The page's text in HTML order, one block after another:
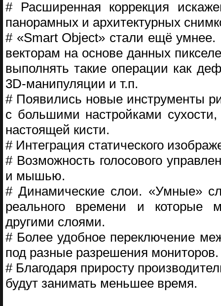
# Расширенная коррекция
панорамных и архитектурных
# «Smart Object» стали ещё
векторам на основе данных
выполнять такие операции как
3D-манипуляции и т.п.
# Появились новые инструменты
с большими настройками
настоящей кисти.
# Интеграция статического
# Возможность голосового
и мышью.
# Динамические слои. «Умные»
реального времени и которые
другими слоями.
# Более удобное переключение
под разные разрешения мониторов.
# Благодаря приросту
будут занимать меньшее время.